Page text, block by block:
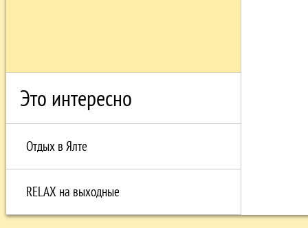
Это интересно
Отдых в Ялте
RELAX на выходные